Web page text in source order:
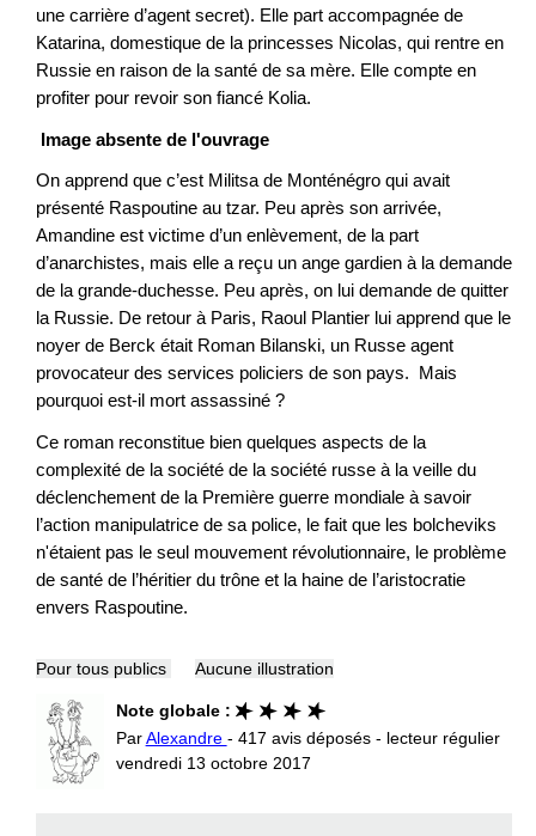
une carrière d’agent secret). Elle part accompagnée de
Katarina, domestique de la princesses Nicolas, qui rentre en
Russie en raison de la santé de sa mère. Elle compte en
profiter pour revoir son fiancé Kolia.
Image absente de l'ouvrage
On apprend que c’est Militsa de Monténégro qui avait
présenté Raspoutine au tzar. Peu après son arrivée,
Amandine est victime d’un enlèvement, de la part
d’anarchistes, mais elle a reçu un ange gardien à la demande
de la grande-duchesse. Peu après, on lui demande de quitter
la Russie. De retour à Paris, Raoul Plantier lui apprend que le
noyer de Berck était Roman Bilanski, un Russe agent
provocateur des services policiers de son pays. Mais
pourquoi est-il mort assassiné ?
Ce roman reconstitue bien quelques aspects de la
complexité de la société de la société russe à la veille du
déclenchement de la Première guerre mondiale à savoir
l’action manipulatrice de sa police, le fait que les bolcheviks
n'étaient pas le seul mouvement révolutionnaire, le problème
de santé de l’héritier du trône et la haine de l’aristocratie
envers Raspoutine.
Pour tous publics Aucune illustration
Note globale :
ParAlexandre - 417 avis déposés - lecteur régulier
vendredi 13 octobre 2017